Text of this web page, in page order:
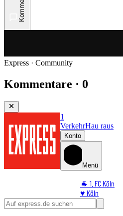
Express · Community
Kommentare · 0
1
VerkehrHau raus
Konto
Menü
🐐 1. FC Köln
♥️ Köln
⭐ Promi